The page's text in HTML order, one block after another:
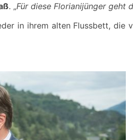
. „Für diese Florianijünger geht
in ihrem alten Flussbett, die